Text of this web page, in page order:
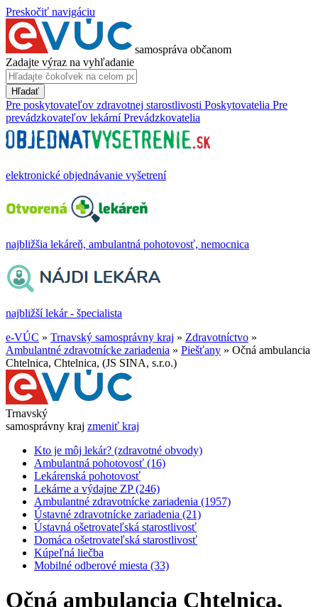
Preskočiť navigáciu
samospráva občanom
Zadajte výraz na vyhľadanie
Hľadať
Pre poskytovateľov zdravotnej starostlivosti Poskytovatelia Pre
prevádzkovateľov lekární Prevádzkovatelia
elektronické objednávanie vyšetrení
najbližšia lekáreň, ambulantná pohotovosť, nemocnica
najbližší lekár - špecialista
e-VÚC » Trnavský samosprávny kraj » Zdravotníctvo »
Ambulantné zdravotnícke zariadenia » Piešťany » Očná ambulancia
Chtelnica, Chtelnica, (JS SINA, s.r.o.)
Trnavský
samosprávny kraj zmeniť kraj
Kto je môj lekár? (zdravotné obvody)
Ambulantná pohotovosť (16)
Lekárenská pohotovosť
Lekárne a výdajne ZP (246)
Ambulantné zdravotnícke zariadenia (1957)
Ústavné zdravotnícke zariadenia (21)
Ústavná ošetrovateľská starostlivosť
Domáca ošetrovateľská starostlivosť
Kúpeľná liečba
Mobilné odberové miesta (33)
Očná ambulancia Chtelnica,